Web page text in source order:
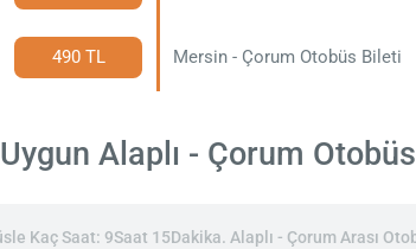
490 TL Mersin - Çorum Otobüs Bileti
Uygun Alaplı - Çorum
Kaç Saat: 9Saat 15Dakika. Alaplı - Çorum Arası